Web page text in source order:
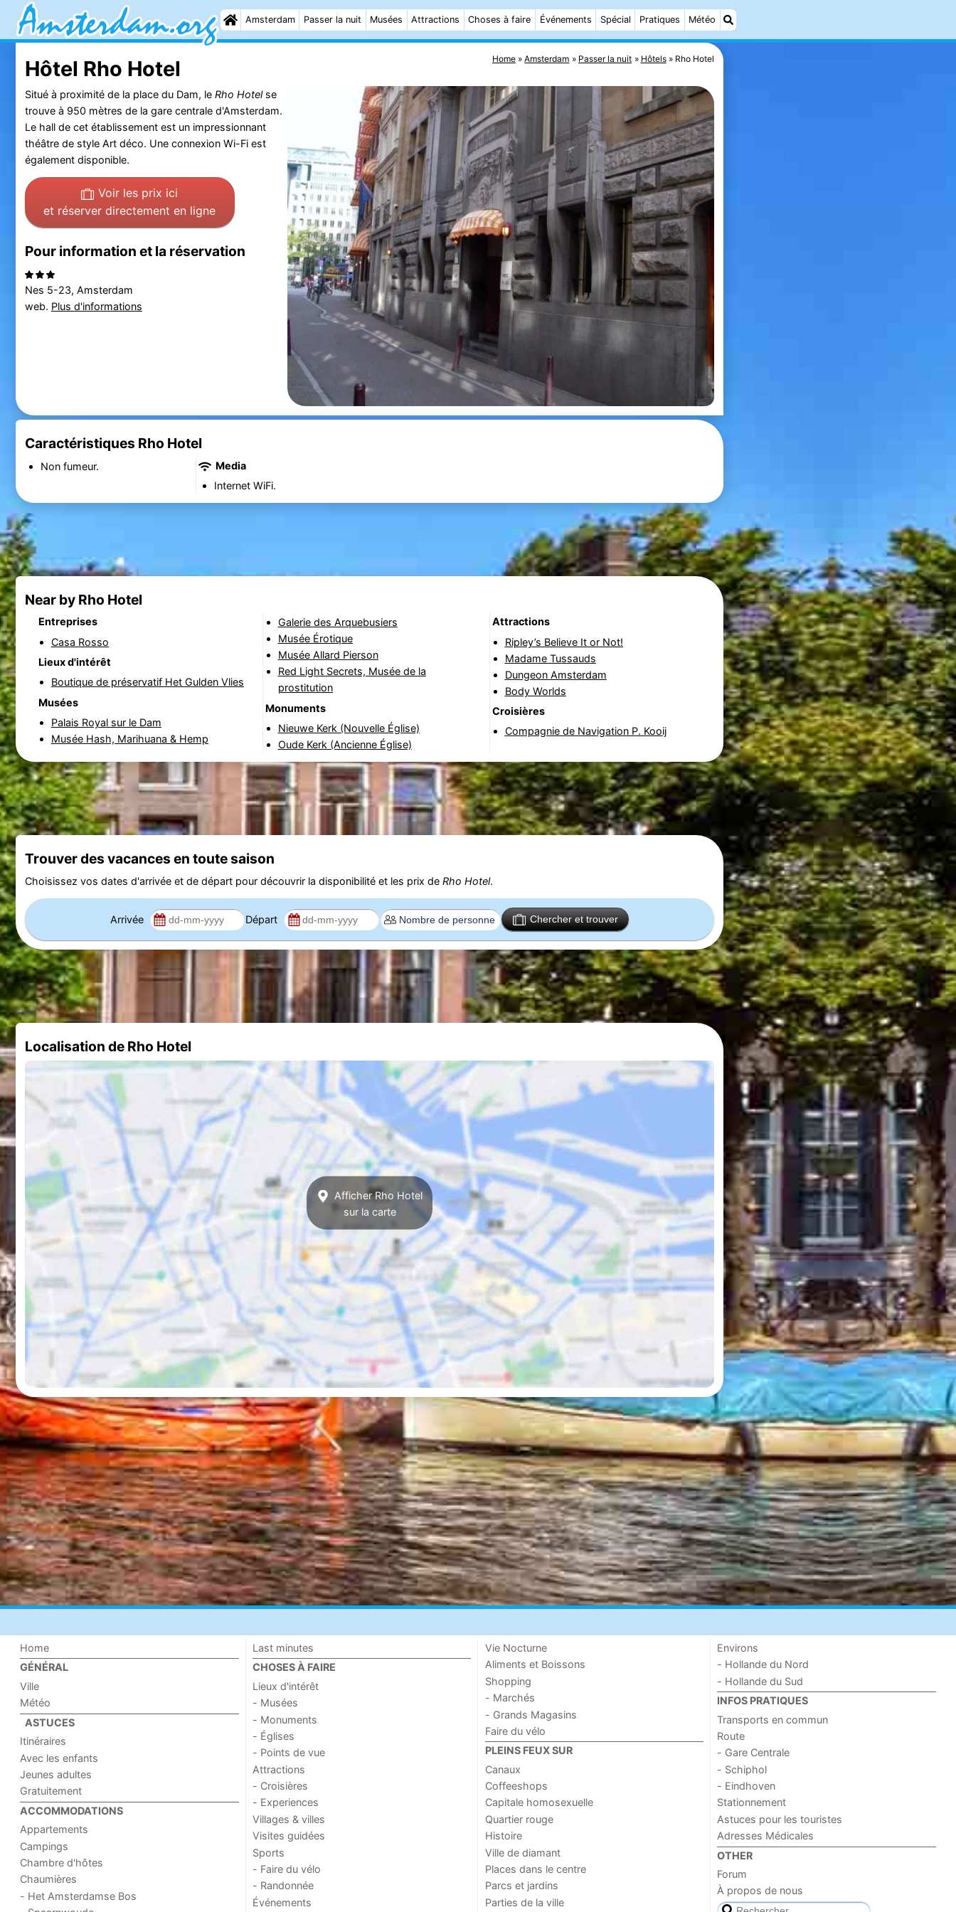
Amsterdam Passer la nuit Musées Attractions Choses à faire Événements Spécial Pratiques Météo
Home Amsterdam Passer la nuit Hôtels Rho Hotel
Hôtel Rho Hotel
Situé à proximité de la place du Dam, le Rho Hotelse
trouve à 950 mètres de la gare centrale d'Amsterdam.
Le hall de cet établissement est un impressionnant
théâtre de style Art déco. Une connexion Wi-Fi est
également disponible.
Voir les prix ici
et réserver directement en ligne
Pour information et la réservation
Nes 5-23, Amsterdam
web. Plus d'informations
Caractéristiques Rho Hotel
Non fumeur.
Media
Internet WiFi.
Near by Rho Hotel
Entreprises
Casa Rosso
Lieux d'intérêt
Boutique de préservatif Het Gulden Vlies
Musées
Palais Royal sur le Dam
Musée Hash, Marihuana & Hemp
Galerie des Arquebusiers
Musée Érotique
Musée Allard Pierson
Red Light Secrets, Musée de la
prostitution
Monuments
Nieuwe Kerk (Nouvelle Église)
Oude Kerk (Ancienne Église)
Attractions
Ripley’s Believe It or Not!
Madame Tussauds
Dungeon Amsterdam
Body Worlds
Croisières
Compagnie de Navigation P. Kooij
Trouver des vacances en toute saison
Choisissez vos dates d'arrivée et de départ pour découvrir la disponibilité et les prix de Rho Hotel.
Arrivée Départ Chercher et trouver
Localisation de Rho Hotel
Afficher Rho Hotel
sur la carte
Home
GÉNÉRAL
Ville
Météo
ASTUCES
Itinéraires
Avec les enfants
Jeunes adultes
Gratuitement
ACCOMMODATIONS
Appartements
Campings
Chambre d'hôtes
Chaumières
- Het Amsterdamse Bos
Last minutes
CHOSES À FAIRE
Lieux d'intérêt
- Musées
- Monuments
- Églises
- Points de vue
Attractions
- Croisières
- Experiences
Villages & villes
Visites guidées
Sports
- Faire du vélo
- Randonnée
Événements
Vie Nocturne
Aliments et Boissons
Shopping
- Marchés
- Grands Magasins
Faire du vélo
PLEINS FEUX SUR
Canaux
Coffeeshops
Capitale homosexuelle
Quartier rouge
Histoire
Ville de diamant
Places dans le centre
Parcs et jardins
Parties de la ville
Environs
- Hollande du Nord
- Hollande du Sud
INFOS PRATIQUES
Transports en commun
Route
- Gare Centrale
- Schiphol
- Eindhoven
Stationnement
Astuces pour les touristes
Adresses Médicales
OTHER
Forum
À propos de nous